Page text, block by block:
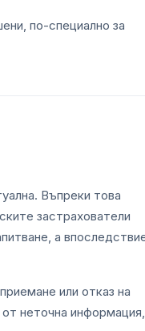
по-специално за
Въпреки това
застрахователи
а
или отказ на
неточна информация,